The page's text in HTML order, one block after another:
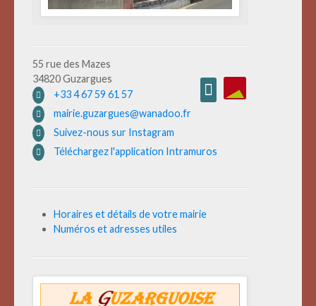
55 rue des Mazes
34820 Guzargues
+33 4 67 59 61 57
mairie.guzargues@wanadoo.fr
Suivez-nous sur Instagram
Téléchargez l'application Intramuros
Horaires et détails de votre mairie
Numéros et adresses utiles